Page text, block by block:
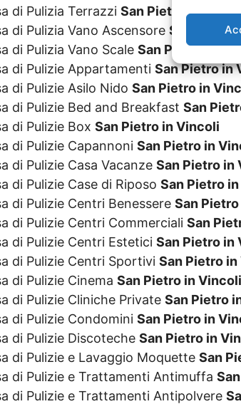
di Pulizia Terrazzi San Pietro in
di Pulizia Vano Ascensore San Pietro
di Pulizia Vano Scale San Pietro in
di Pulizie Appartamenti San Pietro in
di Pulizie Asilo Nido San Pietro in
di Pulizie Bed and Breakfast San
di Pulizie Box San Pietro in Vincoli
di Pulizie Capannoni San Pietro in
di Pulizie Casa Vacanze San Pietro in
di Pulizie Case di Riposo San Pietro
di Pulizie Centri Benessere San
di Pulizie Centri Commerciali San
di Pulizie Centri Estetici San Pietro in
di Pulizie Centri Sportivi San Pietro
di Pulizie Cinema San Pietro in Vincoli
di Pulizie Cliniche Private San Pietro
di Pulizie Condomini San Pietro in
di Pulizie Discoteche San Pietro in
di Pulizie e Lavaggio Moquette San
di Pulizie e Trattamenti Antimuffa
di Pulizie e Trattamenti Antipolvere